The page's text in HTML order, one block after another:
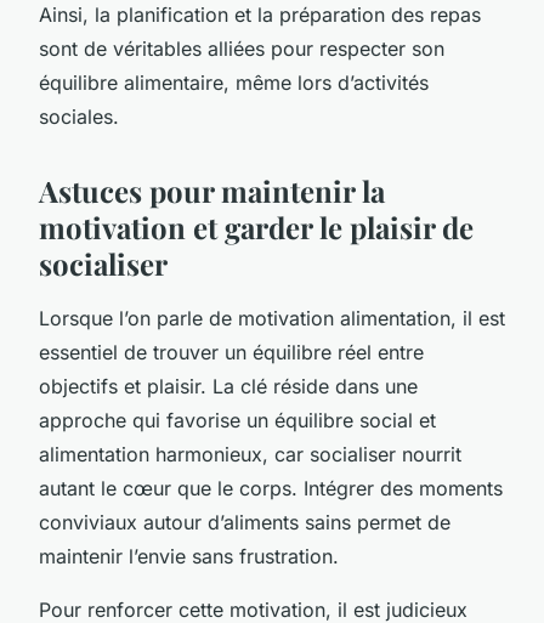
Ainsi, la planification et la préparation des repas
sont de véritables alliées pour respecter son
équilibre alimentaire, même lors d’activités
sociales.
Astuces pour maintenir la
motivation et garder le plaisir de
socialiser
Lorsque l’on parle de motivation alimentation, il est
essentiel de trouver un équilibre réel entre
objectifs et plaisir. La clé réside dans une
approche qui favorise un équilibre social et
alimentation harmonieux, car socialiser nourrit
autant le cœur que le corps. Intégrer des moments
conviviaux autour d’aliments sains permet de
maintenir l’envie sans frustration.
Pour renforcer cette motivation, il est judicieux